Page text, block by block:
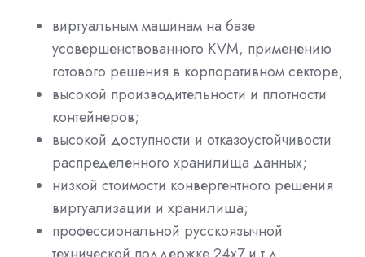
виртуальным машинам на базе
усовершенствованного KVM, применению
готового решения в корпоративном секторе;
высокой производительности и плотности
контейнеров;
высокой доступности и отказоустойчивости
распределенного хранилища данных;
низкой стоимости конвергентного решения
виртуализации и хранилища;
профессиональной русскоязычной